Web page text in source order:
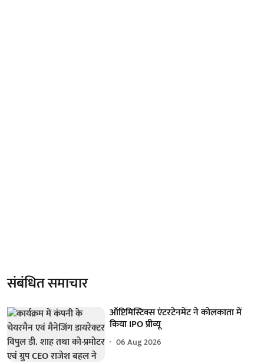
संबंधित समाचार
ऑप्टिमिस्टिक्स एंटरटेनमेंट ने कोलकाता में
किया IPO प्रीव्यू
06 Aug 2026